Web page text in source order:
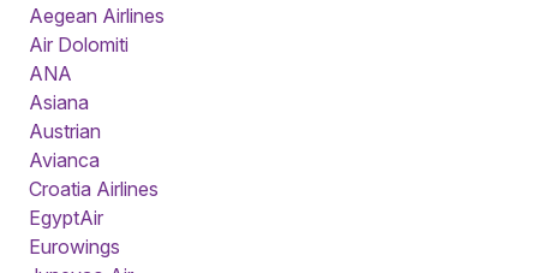
Aegean Airlines
Air Dolomiti
ANA
Asiana
Austrian
Avianca
Croatia Airlines
EgyptAir
Eurowings